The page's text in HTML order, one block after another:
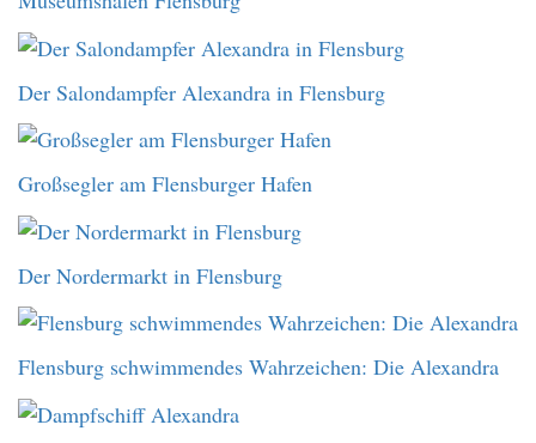
Der Salondampfer Alexandra in Flensburg
Großsegler am Flensburger Hafen
Der Nordermarkt in Flensburg
Flensburg schwimmendes Wahrzeichen: Die Alexandra